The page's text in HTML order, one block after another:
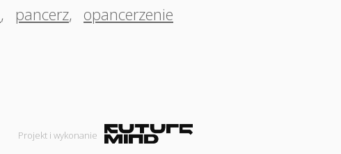
, pancerz, opancerzenie
Projekt i wykonanie